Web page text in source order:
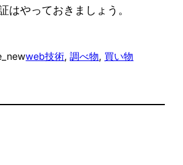
はやっておきましょう。
web技術, 調べ物, 買い物